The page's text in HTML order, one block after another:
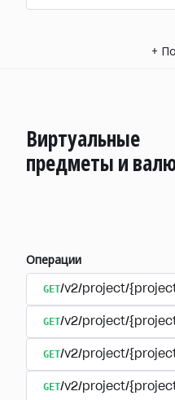
+
Виртуальные
предметы и
Операции
GET/v2/project/
GET/v2/project/
GET/v2/project/
GET/v2/project/